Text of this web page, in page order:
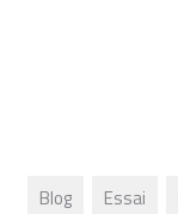
Blog Essai